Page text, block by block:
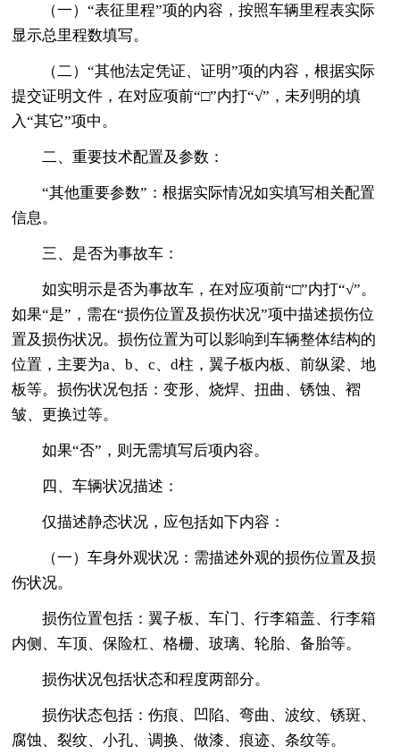
（一）“表征里程”项的内容，按照车辆里程表实际
显示总里程数填写。
（二）“其他法定凭证、证明”项的内容，根据实际
提交证明文件，在对应项前“□”内打“√”，未列明的填
入“其它”项中。
二、重要技术配置及参数：
“其他重要参数”：根据实际情况如实填写相关配置
信息。
三、是否为事故车：
如实明示是否为事故车，在对应项前“□”内打“√”。
如果“是”，需在“损伤位置及损伤状况”项中描述损伤位
置及损伤状况。损伤位置为可以影响到车辆整体结构的
位置，主要为a、b、c、d柱，翼子板内板、前纵梁、地
板等。损伤状况包括：变形、烧焊、扭曲、锈蚀、褶
皱、更换过等。
如果“否”，则无需填写后项内容。
四、车辆状况描述：
仅描述静态状况，应包括如下内容：
（一）车身外观状况：需描述外观的损伤位置及损
伤状况。
损伤位置包括：翼子板、车门、行李箱盖、行李箱
内侧、车顶、保险杠、格栅、玻璃、轮胎、备胎等。
损伤状况包括状态和程度两部分。
损伤状态包括：伤痕、凹陷、弯曲、波纹、锈斑、
腐蚀、裂纹、小孔、调换、做漆、痕迹、条纹等。